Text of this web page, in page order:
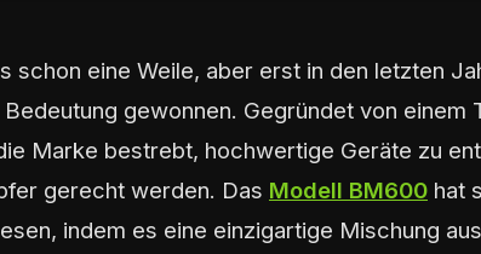
schon eine Weile, aber erst in den letzten
gewonnen. Gegründet von einem
Marke bestrebt, hochwertige Geräte zu
gerecht werden. Das Modell BM600 hat
indem es eine einzigartige Mischung